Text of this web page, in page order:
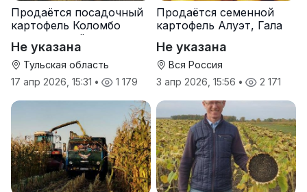
Продаётся посадочный
картофель Коломбо
оптом от трёх тонн
Не указана
Тульская область
17 апр 2026, 15:31 • 1 179
Продаётся семенной
картофель Алуэт, Гала
Не указана
Вся Россия
3 апр 2026, 15:56 • 2 171